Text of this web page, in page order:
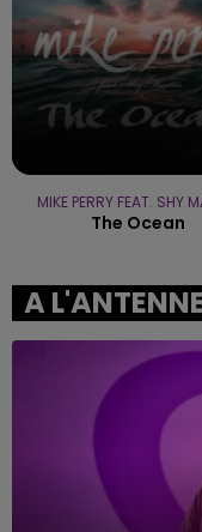
MIKE PERRY FEAT. SHY
The Ocean
A